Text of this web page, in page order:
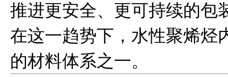
推进更安全、更可持续的包
在这一趋势下，水性聚烯烃
的材料体系之一。